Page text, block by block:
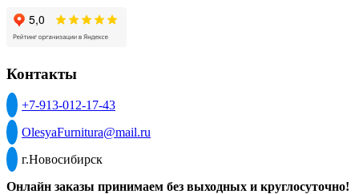
Контакты
+7-913-012-17-43
OlesyaFurnitura@mail.ru
г.Новосибирск
Онлайн заказы принимаем без выходных и круглосуточно!